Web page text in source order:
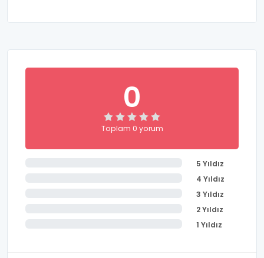
0
Toplam 0 yorum
5 Yıldız
4 Yıldız
3 Yıldız
2 Yıldız
1 Yıldız